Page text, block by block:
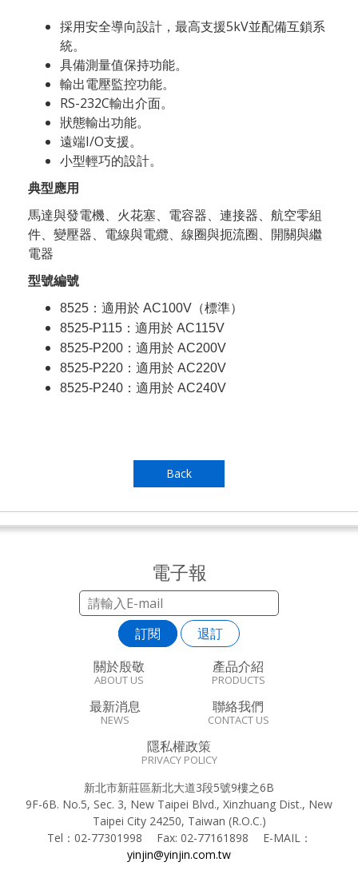
採用安全導向設計，最高支援5kV並配備互鎖系
統。
具備測量值保持功能。
輸出電壓監控功能。
RS-232C輸出介面。
狀態輸出功能。
遠端I/O支援。
小型輕巧的設計。
典型應用
馬達與發電機、火花塞、電容器、連接器、航空零組
件、變壓器、電線與電纜、線圈與扼流圈、開關與繼
電器
型號編號
8525：適用於AC100V（標準）
8525-P115：適用於AC115V
8525-P200：適用於AC200V
8525-P220：適用於AC220V
8525-P240：適用於AC240V
Back
關於殷敬
ABOUT US
產品介紹
PRODUCTS
最新消息
NEWS
聯絡我們
CONTACT US
隱私權政策
PRIVACY POLICY
新北市新莊區新北大道3段5號9樓之6B
9F-6B. No.5, Sec. 3, New Taipei Blvd., Xinzhuang Dist., New
Taipei City 24250, Taiwan (R.O.C.)
Tel： 02-77301998 Fax: 02-77161898 E-MAIL：
yinjin@yinjin.com.tw
電子報
訂閱 退訂